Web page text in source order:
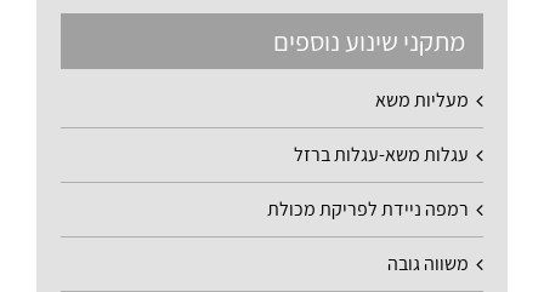
מתקני שינוע נוספים
מעליות משא
עגלות משא-עגלות ברזל
רמפה ניידת לפריקת מכולת
משווה גובה